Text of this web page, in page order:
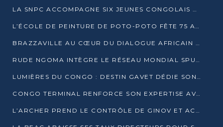
LA SNPC ACCOMPAGNE SIX JEUNES CONGOLAIS AUX OLYMPIADES PANAFRICAINES DE MATHÉMATIQUES
L’ÉCOLE DE PEINTURE DE POTO-POTO FÊTE 75 ANS AU SERVICE DE L’ART CONGOLAIS
BRAZZAVILLE AU CŒUR DU DIALOGUE AFRICAIN SUR LES OBJECTIFS DE DÉVELOPPEMENT DURABLE
RUDE NGOMA INTÈGRE LE RÉSEAU MONDIAL SPUTNIK PRO APRÈS UNE FORMATION À MOSCOU
LUMIÈRES DU CONGO : DESTIN GAVET DÉDIE SON PRIX À L’UNITÉ NATIONALE ET À LA JEUNESSE
CONGO TERMINAL RENFORCE SON EXPERTISE AVEC NEUF NOUVEAUX FORMATEURS EN ENGINS PORTUAIRES
L’ARCHER PREND LE CONTRÔLE DE GINOV ET ACCÉLÈRE SON VIRAGE NUMÉRIQUE